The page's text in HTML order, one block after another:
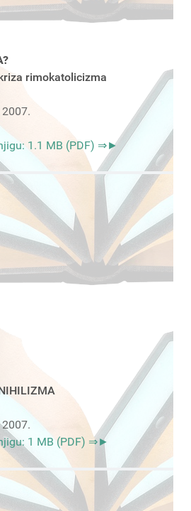
rimokatolicizma
1.1 MB (PDF) ⇒►
1 MB (PDF) ⇒►